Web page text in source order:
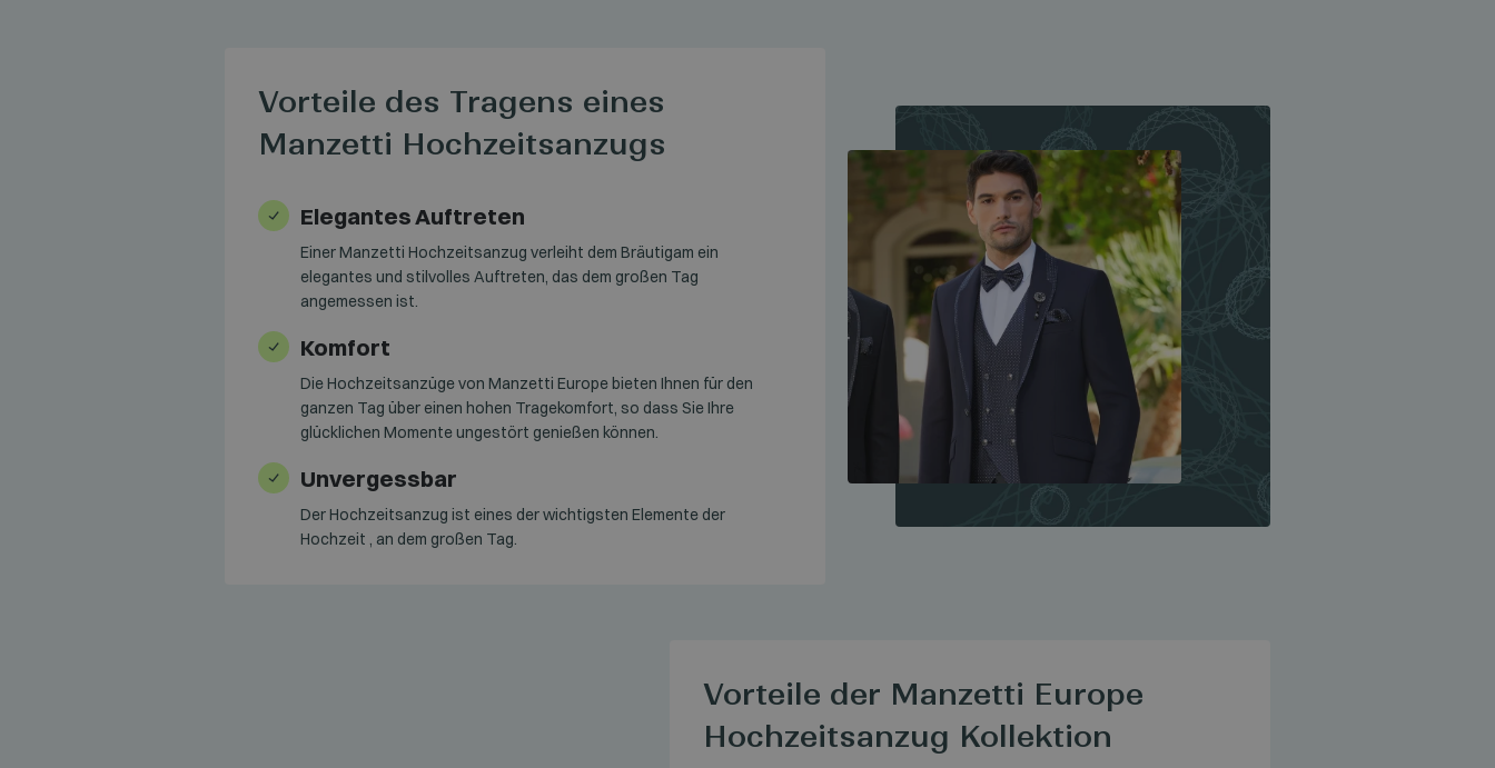
Vorteile des Tragens eines
Manzetti Hochzeitsanzugs
Elegantes Auftreten
Einer Manzetti Hochzeitsanzug verleiht dem Bräutigam ein
elegantes und stilvolles Auftreten, das dem großen Tag
angemessen ist.
Komfort
Die Hochzeitsanzüge von Manzetti Europe bieten Ihnen für den
ganzen Tag über einen hohen Tragekomfort, so dass Sie Ihre
glücklichen Momente ungestört genießen können.
Unvergessbar
Der Hochzeitsanzug ist eines der wichtigsten Elemente der
Hochzeit , an dem großen Tag.
Vorteile der Manzetti Europe
Hochzeitsanzug Kollektion